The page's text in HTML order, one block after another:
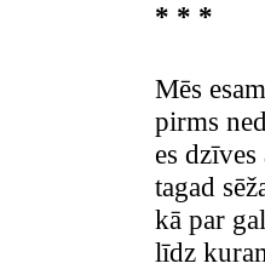
* * *
Mēs
pirms
es
tagad
kā par
līdz